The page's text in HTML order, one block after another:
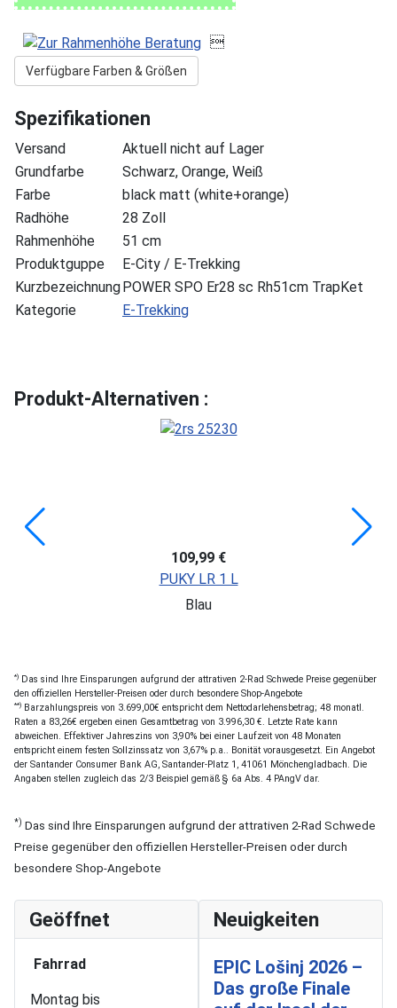

Verfügbare Farben & Größen
Spezifikationen
Versand
Aktuell nicht auf Lager
Grundfarbe
Schwarz, Orange, Weiß
Farbe
black matt (white+orange)
Radhöhe
28 Zoll
Rahmenhöhe
51 cm
Produktguppe
E-City / E-Trekking
KurzbezeichnungPOWER SPO Er28 sc Rh51cm TrapKet
Kategorie
E-Trekking
Produkt-Alternativen :
109,99 €
PUKY LR 1 L
Blau
*) Das sind Ihre Einsparungen aufgrund der attrativen 2-Rad Schwede Preise gegenüber
den offiziellen Hersteller-Preisen oder durch besondere Shop-Angebote
**) Barzahlungspreis von 3.699,00€ entspricht dem Nettodarlehensbetrag; 48 monatl.
Raten a 83,26€ ergeben einen Gesamtbetrag von 3.996,30 €. Letzte Rate kann
abweichen. Effektiver Jahreszins von 3,90% bei einer Laufzeit von 48 Monaten
entspricht einem festen Sollzinssatz von 3,67% p.a.. Bonität vorausgesetzt. Ein Angebot
der Santander Consumer Bank AG, Santander-Platz 1, 41061 Mönchengladbach. Die
Angaben stellen zugleich das 2/3 Beispiel gemäß § 6a Abs. 4 PAngV dar.
*) Das sind Ihre Einsparungen aufgrund der attrativen 2-Rad Schwede
Preise gegenüber den offiziellen Hersteller-Preisen oder durch
besondere Shop-Angebote
Geöffnet
Fahrrad
Montag bis
Neuigkeiten
EPIC Lošinj 2026 –
Das große Finale